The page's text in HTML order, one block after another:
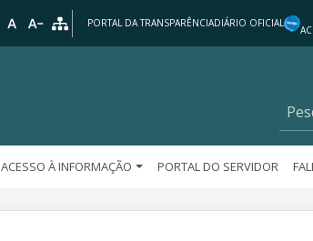
PORTAL DA TRANSPARÊNCIADIÁRIO OFICIAL
ACESSO À INFORMAÇÃO PORTAL DO SERVIDOR